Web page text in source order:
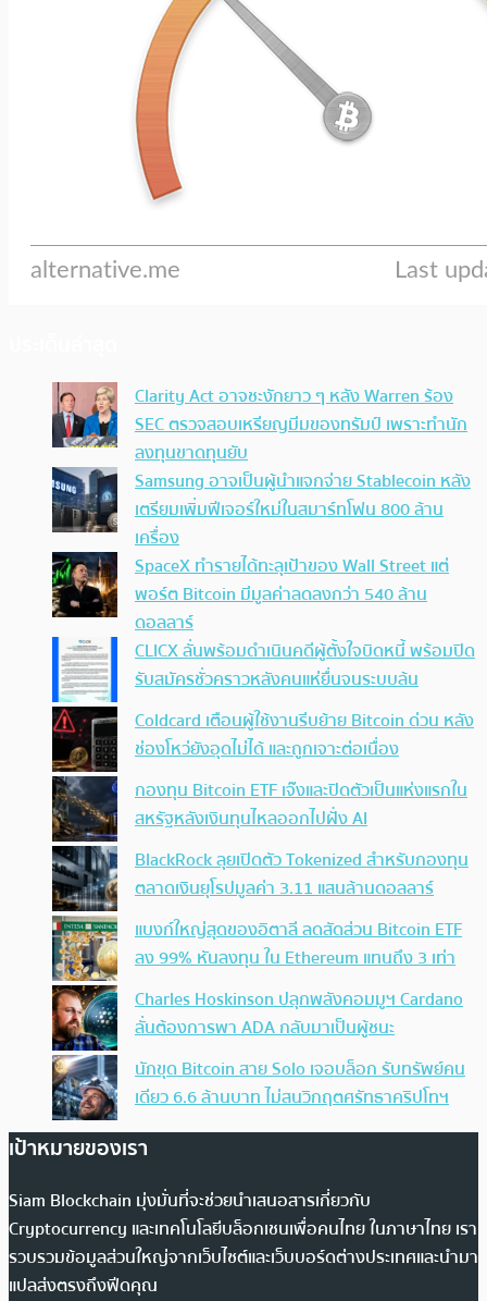
Clarity Act อาจชะงักยาว ๆ หลัง Warren ร้อง
SEC ตรวจสอบเหรียญมีมของทรัมป์ เพราะทำนัก
ลงทุนขาดทุนยับ
Samsung อาจเป็นผู้นำแจกจ่าย Stablecoin หลัง
เตรียมเพิ่มฟีเจอร์ใหม่ในสมาร์ทโฟน 800 ล้าน
เครื่อง
SpaceX ทำรายได้ทะลุเป้าของ Wall Street แต่
พอร์ต Bitcoin มีมูลค่าลดลงกว่า 540 ล้าน
ดอลลาร์
CLICX ลั่นพร้อมดำเนินคดีผู้ตั้งใจบิดหนี้ พร้อมปิด
รับสมัครชั่วคราวหลังคนแห่ยื่นจนระบบล้น
Coldcard เตือนผู้ใช้งานรีบย้าย Bitcoin ด่วน หลัง
ช่องโหว่ยังอุดไม่ได้ และถูกเจาะต่อเนื่อง
กองทุน Bitcoin ETF เจ๊งและปิดตัวเป็นแห่งแรกใน
สหรัฐหลังเงินทุนไหลออกไปฝั่ง AI
BlackRock ลุยเปิดตัว Tokenized สำหรับกองทุน
ตลาดเงินยุโรปมูลค่า 3.11 แสนล้านดอลลาร์
แบงก์ใหญ่สุดของอิตาลี ลดสัดส่วน Bitcoin ETF
ลง 99% หันลงทุน ใน Ethereum แทนถึง 3 เท่า
Charles Hoskinson ปลุกพลังคอมมูฯ Cardano
ลั่นต้องการพา ADA กลับมาเป็นผู้ชนะ
นักขุด Bitcoin สาย Solo เจอบล็อก รับทรัพย์คน
เดียว 6.6 ล้านบาท ไม่สนวิกฤตศรัทธาคริปโทฯ
เป้าหมายของเรา
Siam Blockchain มุ่งมั่นที่จะช่วยนำเสนอสารเกี่ยวกับ
Cryptocurrency และเทคโนโลยีบล็อกเชนเพื่อคนไทย ในภาษาไทย เรา
รวบรวมข้อมูลส่วนใหญ่จากเว็บไซต์และเว็บบอร์ดต่างประเทศและนำมา
แปลส่งตรงถึงฟีดคุณ